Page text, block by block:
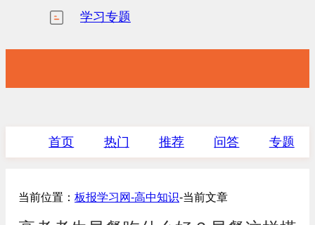
学习专题
首页 热门 推荐 问答 专题
当前位置： 板报学习网-高中知识-当前文章